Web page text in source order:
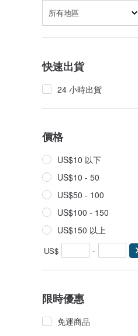
所有地區
快速出貨
24 小時出貨
價格
US$10 以下
US$10 - 50
US$50 - 100
US$100 - 150
US$150 以上
US$ -
限時優惠
免運商品